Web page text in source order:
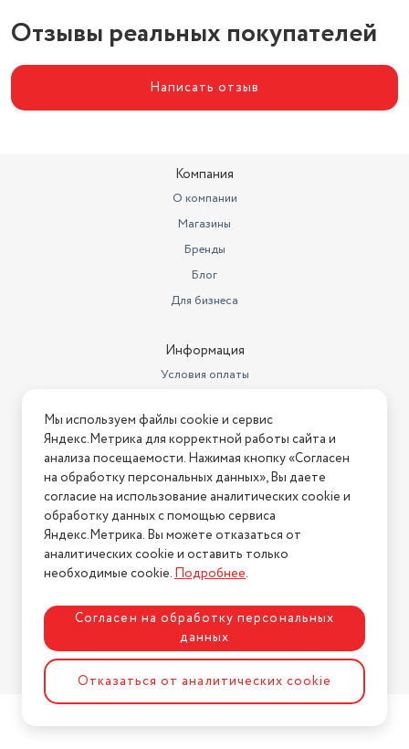
Отзывы реальных покупателей
Написать отзыв
Компания
О компании
Магазины
Бренды
Блог
Для бизнеса
Информация
Условия оплаты
Условия возврата
Нашли ошибку на сайте? Напишите нам
2026 © Интернет-магазин "АстМаркет". У нас есть всё!
Политика конфиденциальности
Разработка сайтаASTDESIGN
Мы используем файлы cookie и сервис
Яндекс.Метрика для корректной работы сайта и
анализа посещаемости. Нажимая кнопку «Согласен
на обработку персональных данных», Вы даете
согласие на использование аналитических cookie и
обработку данных с помощью сервиса
Яндекс.Метрика. Вы можете отказаться от
аналитических cookie и оставить только
необходимые cookie.Подробнее.
Согласен на обработку персональных
данных
Отказаться от аналитических cookie